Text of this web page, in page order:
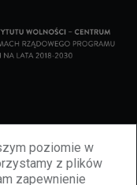
poziomie w
z plików
zapewnienie